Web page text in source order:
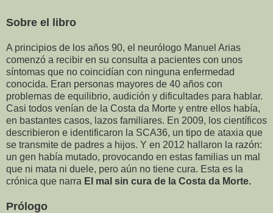
Sobre el libro
A principios de los años 90, el neurólogo Manuel Arias
comenzó a recibir en su consulta a pacientes con unos
síntomas que no coincidían con ninguna enfermedad
conocida. Eran personas mayores de 40 años con
problemas de equilibrio, audición y dificultades para hablar.
Casi todos venían de la Costa da Morte y entre ellos había,
en bastantes casos, lazos familiares. En 2009, los científicos
describieron e identificaron la SCA36, un tipo de ataxia que
se transmite de padres a hijos. Y en 2012 hallaron la razón:
un gen había mutado, provocando en estas familias un mal
que ni mata ni duele, pero aún no tiene cura. Esta es la
crónica que narra El mal sin cura de la Costa da Morte.
Prólogo